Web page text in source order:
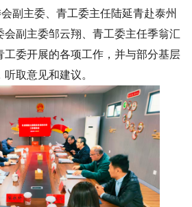
副主委、青工委主任陆延青赴泰州
会副主委邹云翔、青工委主任季翁汇
工委开展的各项工作，并与部分基层
取意见和建议。